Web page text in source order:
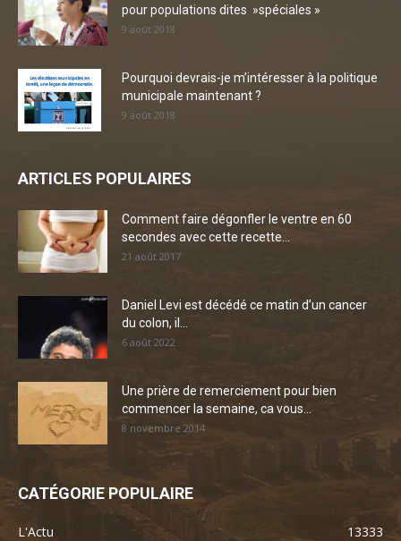
pour populations dites »spéciales »
9 août 2018
Pourquoi devrais-je m’intéresser à la politique
municipale maintenant ?
9 août 2018
ARTICLES POPULAIRES
Comment faire dégonfler le ventre en 60
secondes avec cette recette...
21 août 2017
Daniel Levi est décédé ce matin d’un cancer
du colon, il...
6 août 2022
Une prière de remerciement pour bien
commencer la semaine, ca vous...
8 novembre 2014
CATÉGORIE POPULAIRE
L'Actu
13333